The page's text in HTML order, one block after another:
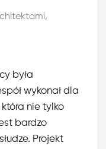
była
wykonał dla
nie tylko
bardzo
Projekt